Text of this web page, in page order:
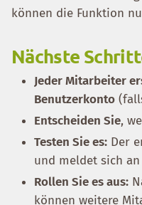
können die Funktion
Nächste
Jeder Mitarbeiter
Benutzerkonto
Entscheiden Sie,
Testen Sie es: Der
und meldet sich an
Rollen Sie es aus:
können weitere